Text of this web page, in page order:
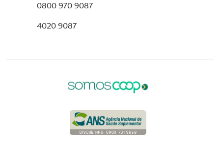
0800 970 9087
4020 9087